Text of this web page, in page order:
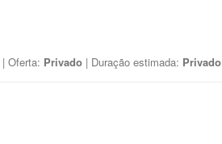
| Oferta: Privado | Duração estimada: Privado